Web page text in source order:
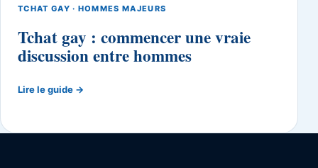
TCHAT GAY · HOMMES MAJEURS
Tchat gay : commencer une vraie
discussion entre hommes
Lire le guide →